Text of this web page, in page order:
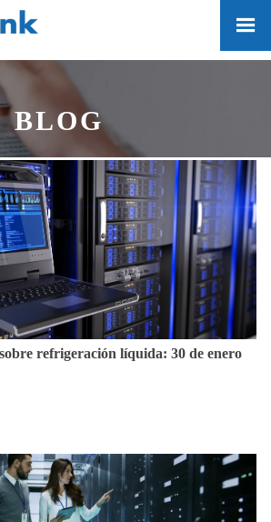

BLOG
refrigeración líquida: 30 de enero